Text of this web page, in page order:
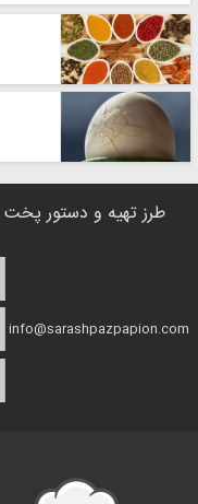
طرز تهیه و دستور پخت
info@sarashpazpapion.com